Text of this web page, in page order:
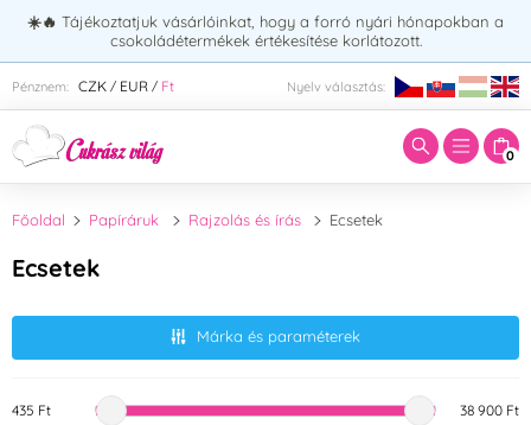
☀️🔥 Tájékoztatjuk vásárlóinkat, hogy a forró nyári hónapokban a
csokoládétermékek értékesítése korlátozott.
Pénznem: CZK / EUR / Ft Nyelv választás:
0
Adja meg a keresett kifejezést:
Főoldal Papíráruk Rajzolás és írás Ecsetek
Ecsetek
Márka és paraméterek
435 Ft 38 900 Ft